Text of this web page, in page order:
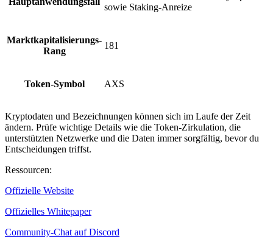
sowie Staking-Anreize
Marktkapitalisierungs-
Rang
181
Token-Symbol AXS
Kryptodaten und Bezeichnungen können sich im Laufe der Zeit
ändern. Prüfe wichtige Details wie die Token-Zirkulation, die
unterstützten Netzwerke und die Daten immer sorgfältig, bevor du
Entscheidungen triffst.
Ressourcen:
Offizielle Website
Offizielles Whitepaper
Community-Chat auf Discord